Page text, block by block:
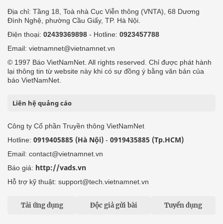
Địa chỉ: Tầng 18, Toà nhà Cục Viễn thông (VNTA), 68 Dương
Đình Nghệ, phường Cầu Giấy, TP. Hà Nội.
Điện thoại: 02439369898 - Hotline: 0923457788
Email: vietnamnet@vietnamnet.vn
© 1997 Báo VietNamNet. All rights reserved. Chỉ được phát hành
lại thông tin từ website này khi có sự đồng ý bằng văn bản của
báo VietNamNet.
Liên hệ quảng cáo
Công ty Cổ phần Truyền thông VietNamNet
Hotline: 0919405885 (Hà Nội) - 0919435885 (Tp.HCM)
Email: contact@vietnamnet.vn
Báo giá: http://vads.vn
Hỗ trợ kỹ thuật: support@tech.vietnamnet.vn
Tải ứng dụng Độc giả gửi bài Tuyển dụng